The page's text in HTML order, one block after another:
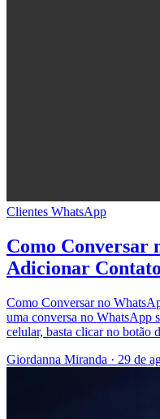
Clientes WhatsApp
Como Conversar
Adicionar Contato
Como Conversar no
uma conversa no WhatsApp
celular, basta clicar no botão
Giordanna Miranda · 29 de